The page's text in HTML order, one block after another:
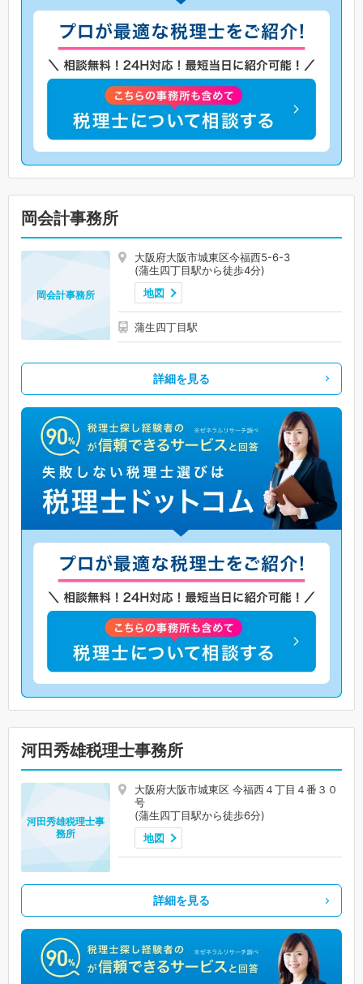
岡会計事務所
大阪府大阪市城東区今福西5-6-3
(蒲生四丁目駅から徒歩4分)
地図
蒲生四丁目駅
岡会計事務所
詳細を見る
河田秀雄税理士事務所
大阪府大阪市城東区 今福西４丁目４番３０
号
(蒲生四丁目駅から徒歩6分)
地図
河田秀雄税理士事
務所
詳細を見る